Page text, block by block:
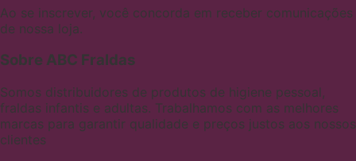
Ao se inscrever, você concorda em receber comunicações
de nossa loja.
Sobre ABC Fraldas
Somos distribuidores de produtos de higiene pessoal,
fraldas infantis e adultas. Trabalhamos com as melhores
marcas para garantir qualidade e preços justos aos nossos
clientes